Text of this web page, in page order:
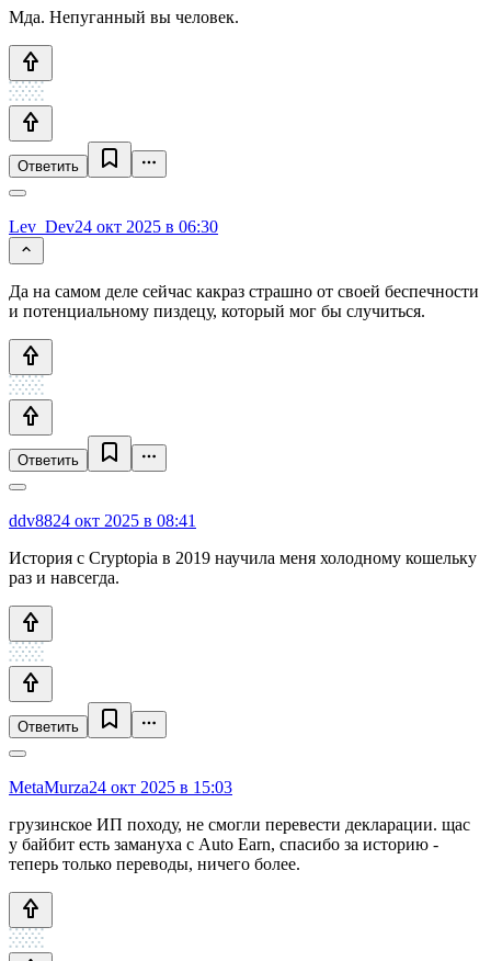
Мда. Непуганный вы человек.
Ответить
Lev_Dev24 окт 2025 в 06:30
Да на самом деле сейчас какраз страшно от своей беспечности
и потенциальному пиздецу, который мог бы случиться.
Ответить
ddv8824 окт 2025 в 08:41
История с Cryptopia в 2019 научила меня холодному кошельку
раз и навсегда.
Ответить
MetaMurza24 окт 2025 в 15:03
грузинское ИП походу, не смогли перевести декларации. щас
у байбит есть замануха с Auto Earn, спасибо за историю -
теперь только переводы, ничего более.